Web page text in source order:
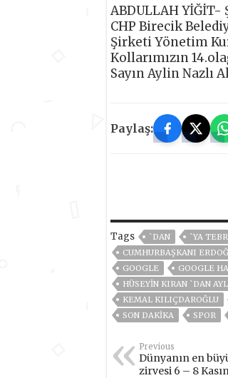
ABDULLAH YİĞİT-
CHP Birecik
Şirketi Yönetim
Kollarımızın
Sayın Aylin Nazlı
Paylaş:
Tags `DAN `YA
CUMHURBAŞKANI
GOOGLE
GOOGLE
HÜSEYIN KIRAN `DAN
KEMAL KILIÇDAROĞLU
SON DAKIKA
SPOR
Previous
Dünyanın en
zirvesi 6 – 8